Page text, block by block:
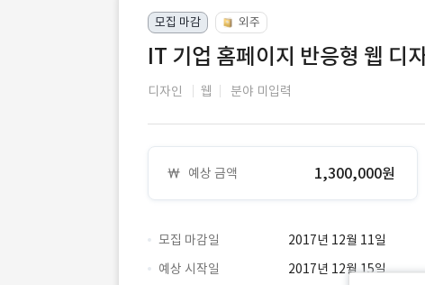
모집 마감 외주
IT 기업 홈페이지 반응형 웹 디
디자인 웹 분야 미입력
예상 금액 1,300,000원
모집 마감일 2017년 12월 11일
예상 시작일 2017년 12월 15일